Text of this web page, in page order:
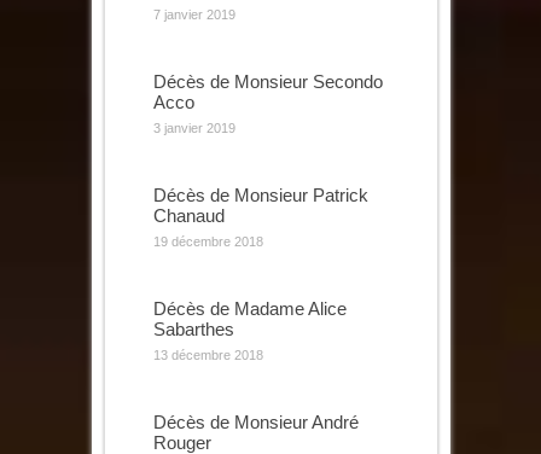
7 janvier 2019
Décès de Monsieur Secondo
Acco
3 janvier 2019
Décès de Monsieur Patrick
Chanaud
19 décembre 2018
Décès de Madame Alice
Sabarthes
13 décembre 2018
Décès de Monsieur André
Rouger